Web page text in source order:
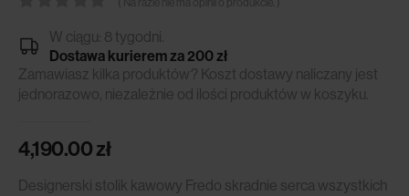
W ciągu: 8 tygodni.
Dostawa kurierem za 200 zł
Zamawiasz kilka produktów? Koszt dostawy naliczany jest
jednorazowo, niezależnie od ilości produktów w koszyku.
4,190.00zł
Designerski stolik kawowy Fredo skradnie serca wszystkich